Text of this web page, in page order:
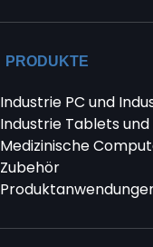
PRODUKTE
Industrie PC und
Industrie Tablets
Medizinische
Zubehör